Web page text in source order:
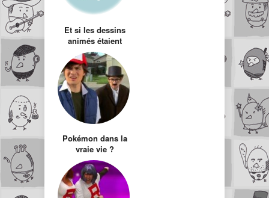
Et si les dessins
animés étaient
réalistes?
Pokémon dans la
vraie vie ?